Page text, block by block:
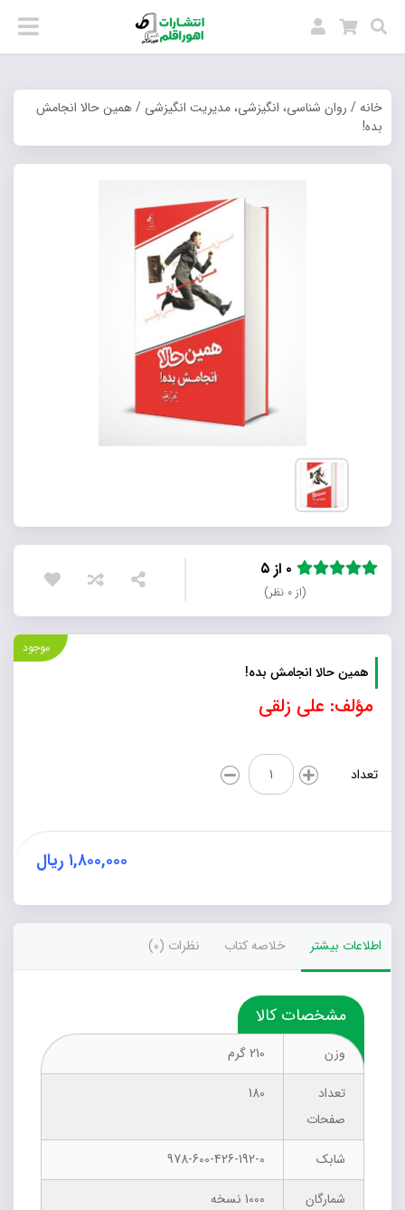
خانه/ روان شناسی، انگیزشی، مدیریت انگیزشی / همین حالا انجامش
بده!
(از ۰ نظر)
موجود
همین حالا انجامش بده!
مؤلف: علی زلقی
تعداد
همین
حالا
انجامش
عدد
۱,۸۰۰,۰۰۰ ریال
اطلاعات بیشتر خلاصه کتاب نظرات (0)
مشخصات کالا
وزن
210 گرم
تعداد
صفحات
180
شابک
978-600-426-192-0
شمارگان
1000 نسخه